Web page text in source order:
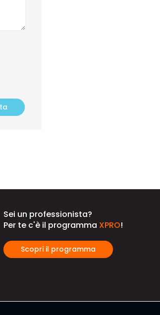
Sei un professionista?
Per te c'è il programma XPRO!
Scopri il programma